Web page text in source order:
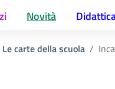
Novità
Le carte della scuola